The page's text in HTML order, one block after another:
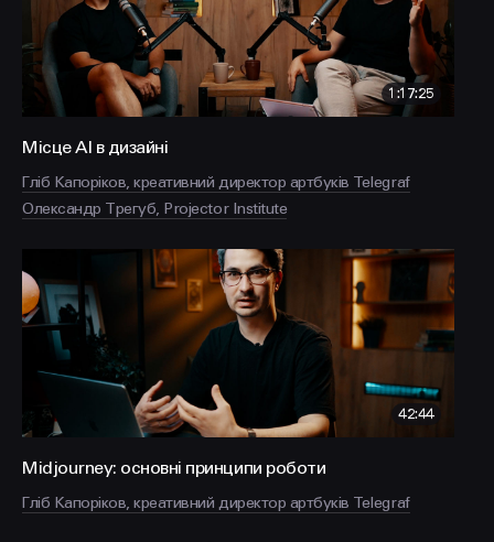
1:17:25
Місце АІ в дизайні
Гліб Капоріков, креативний директор артбуків Telegraf
Олександр Трегуб, Projector Institute
42:44
Midjourney: основні принципи роботи
Гліб Капоріков, креативний директор артбуків Telegraf